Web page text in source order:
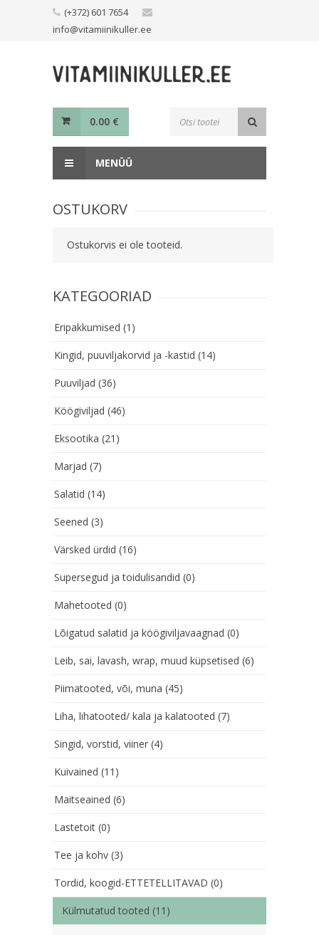
(+372) 601 7654
info@vitamiinikuller.ee
0.00 €
MENÜÜ
OSTUKORV
Ostukorvis ei ole tooteid.
KATEGOORIAD
Eripakkumised (1)
Kingid, puuviljakorvid ja -kastid (14)
Puuviljad (36)
Köögiviljad (46)
Eksootika (21)
Marjad (7)
Salatid (14)
Seened (3)
Värsked ürdid (16)
Supersegud ja toidulisandid (0)
Mahetooted (0)
Lõigatud salatid ja köögiviljavaagnad (0)
Leib, sai, lavash, wrap, muud küpsetised (6)
Piimatooted, või, muna (45)
Liha, lihatooted/ kala ja kalatooted (7)
Singid, vorstid, viiner (4)
Kuivained (11)
Maitseained (6)
Lastetoit (0)
Tee ja kohv (3)
Tordid, koogid-ETTETELLITAVAD (0)
Külmutatud tooted (11)